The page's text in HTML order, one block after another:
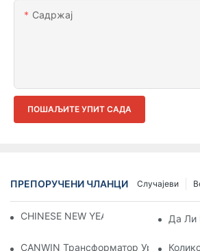
Садржај
ПОШАЉИТЕ УПИТ САДА
ПРЕПОРУЧЕНИ ЧЛАНЦИ Случајеви
CHINESE NEW YEAR HOLIDAY NOTICE
Да Ли
CANWIN Трансформатор Уроњен У